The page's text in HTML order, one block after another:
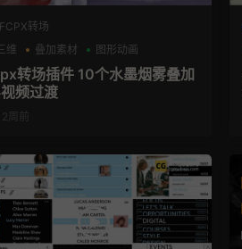
FCPX转场
维
叠加素材 图形动画
转场插件 10个水墨烟雾叠加
频过渡
2周前